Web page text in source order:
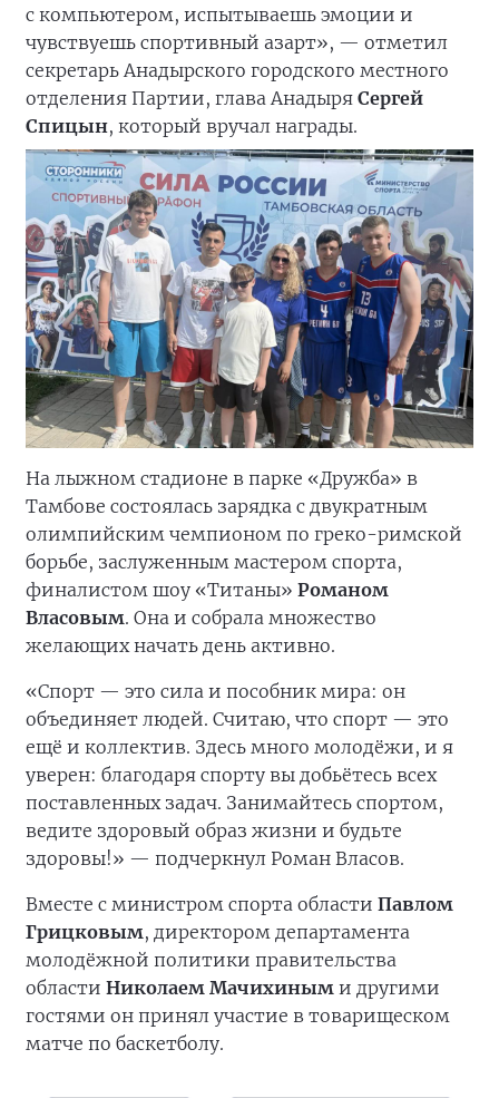
с компьютером, испытываешь эмоции и
чувствуешь спортивный азарт», — отметил
секретарь Анадырского городского местного
отделения Партии, глава Анадыря Сергей
Спицын, который вручал награды.
На лыжном стадионе в парке «Дружба» в
Тамбове состоялась зарядка с двукратным
олимпийским чемпионом по греко-римской
борьбе, заслуженным мастером спорта,
финалистом шоу «Титаны» Романом
Власовым. Она и собрала множество
желающих начать день активно.
«Спорт — это сила и пособник мира: он
объединяет людей. Считаю, что спорт — это
ещё и коллектив. Здесь много молодёжи, и я
уверен: благодаря спорту вы добьётесь всех
поставленных задач. Занимайтесь спортом,
ведите здоровый образ жизни и будьте
здоровы!» — подчеркнул Роман Власов.
Вместе с министром спорта области Павлом
Грицковым, директором департамента
молодёжной политики правительства
области Николаем Мачихиным и другими
гостями он принял участие в товарищеском
матче по баскетболу.